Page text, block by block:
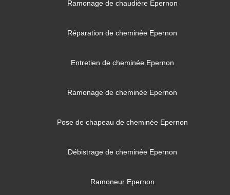
Ramonage de chaudière Epernon
Réparation de cheminée Epernon
Entretien de cheminée Epernon
Ramonage de cheminée Epernon
Pose de chapeau de cheminée Epernon
Débistrage de cheminée Epernon
Ramoneur Epernon